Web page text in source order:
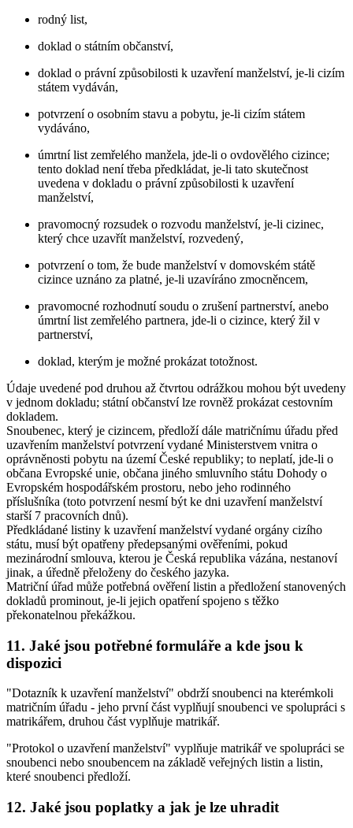
rodný list,
doklad o státním občanství,
doklad o právní způsobilosti k uzavření manželství, je-li cizím
státem vydáván,
potvrzení o osobním stavu a pobytu, je-li cizím státem
vydáváno,
úmrtní list zemřelého manžela, jde-li o ovdovělého cizince;
tento doklad není třeba předkládat, je-li tato skutečnost
uvedena v dokladu o právní způsobilosti k uzavření
manželství,
pravomocný rozsudek o rozvodu manželství, je-li cizinec,
který chce uzavřít manželství, rozvedený,
potvrzení o tom, že bude manželství v domovském státě
cizince uznáno za platné, je-li uzavíráno zmocněncem,
pravomocné rozhodnutí soudu o zrušení partnerství, anebo
úmrtní list zemřelého partnera, jde-li o cizince, který žil v
partnerství,
doklad, kterým je možné prokázat totožnost.
Údaje uvedené pod druhou až čtvrtou odrážkou mohou být uvedeny
v jednom dokladu; státní občanství lze rovněž prokázat cestovním
dokladem.
Snoubenec, který je cizincem, předloží dále matričnímu úřadu před
uzavřením manželství potvrzení vydané Ministerstvem vnitra o
oprávněnosti pobytu na území České republiky; to neplatí, jde-li o
občana Evropské unie, občana jiného smluvního státu Dohody o
Evropském hospodářském prostoru, nebo jeho rodinného
příslušníka (toto potvrzení nesmí být ke dni uzavření manželství
starší 7 pracovních dnů).
Předkládané listiny k uzavření manželství vydané orgány cizího
státu, musí být opatřeny předepsanými ověřeními, pokud
mezinárodní smlouva, kterou je Česká republika vázána, nestanoví
jinak, a úředně přeloženy do českého jazyka.
Matriční úřad může potřebná ověření listin a předložení stanovených
dokladů prominout, je-li jejich opatření spojeno s těžko
překonatelnou překážkou.
11. Jaké jsou potřebné formuláře a kde jsou k
dispozici
"Dotazník k uzavření manželství" obdrží snoubenci na kterémkoli
matričním úřadu - jeho první část vyplňují snoubenci ve spolupráci s
matrikářem, druhou část vyplňuje matrikář.
"Protokol o uzavření manželství" vyplňuje matrikář ve spolupráci se
snoubenci nebo snoubencem na základě veřejných listin a listin,
které snoubenci předloží.
12. Jaké jsou poplatky a jak je lze uhradit